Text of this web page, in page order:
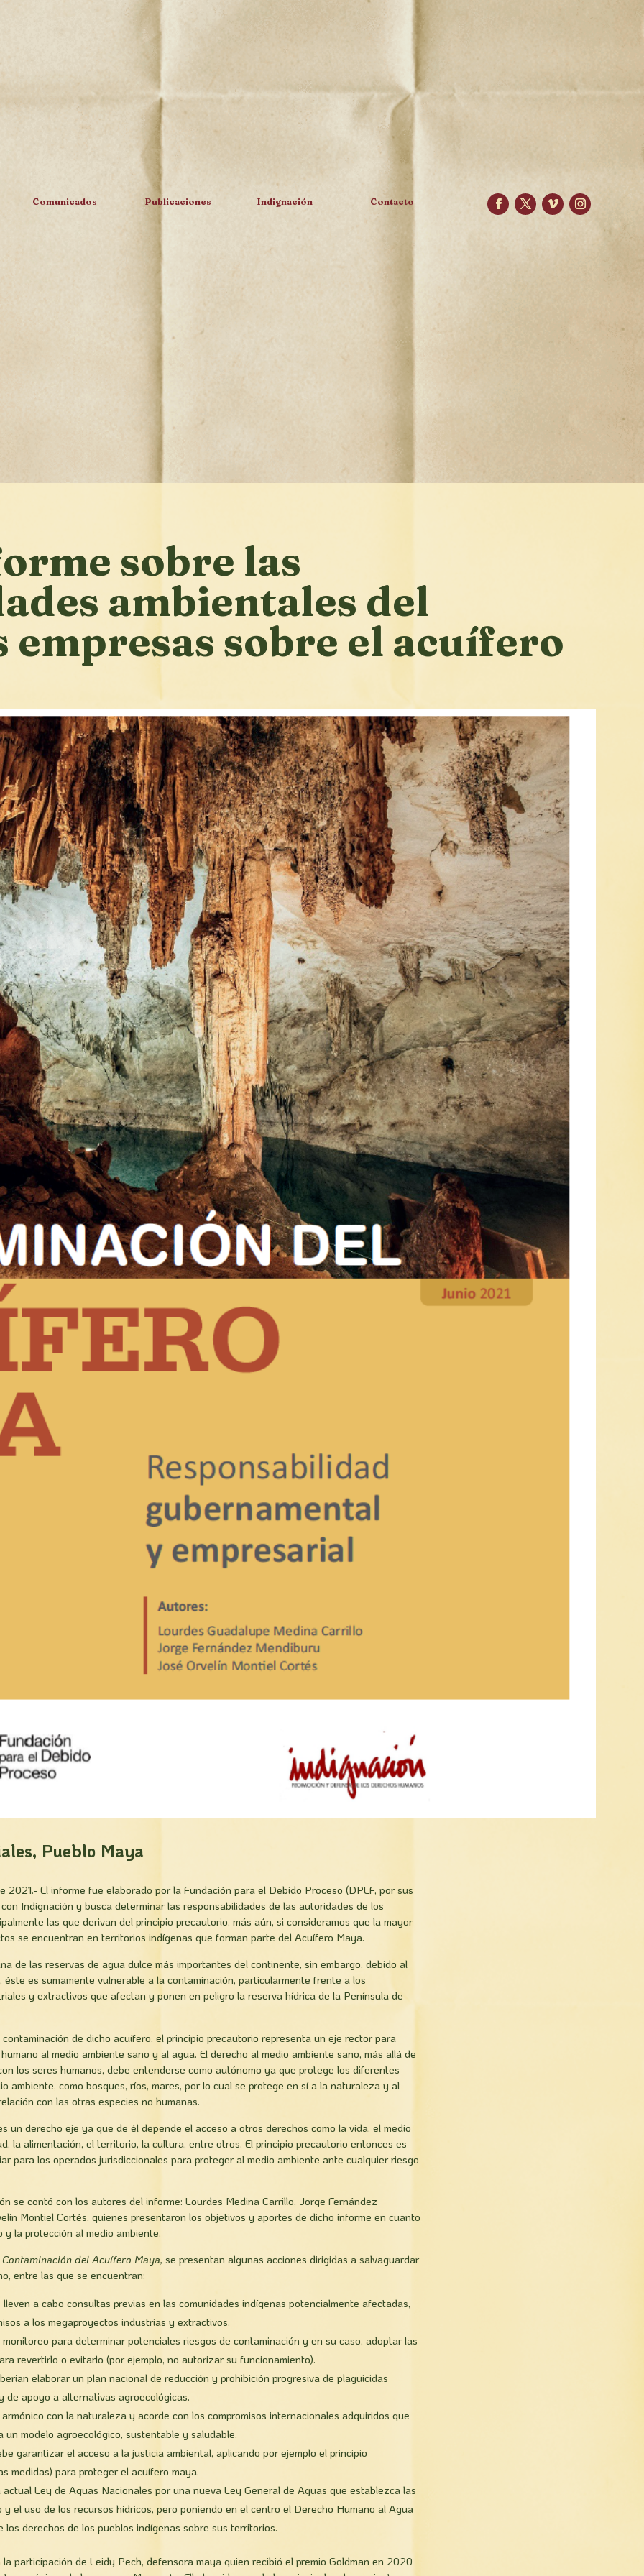
Comunicados Publicaciones Indignación Contacto
sobre las
ambientales del
empresas sobre el acuífero
, Pueblo Maya
2021.- El informe fue elaborado por la Fundación para el Debido Proceso (DPLF, por sus
Indignación y busca determinar las responsabilidades de las autoridades de los
las que derivan del principio precautorio, más aún, si consideramos que la mayor
se encuentran en territorios indígenas que forman parte del Acuífero Maya.
de las reservas de agua dulce más importantes del continente, sin embargo, debido al
éste es sumamente vulnerable a la contaminación, particularmente frente a los
y extractivos que afectan y ponen en peligro la reserva hídrica de la Península de
de dicho acuífero, el principio precautorio representa un eje rector para
al medio ambiente sano y al agua. El derecho al medio ambiente sano, más allá de
los seres humanos, debe entenderse como autónomo ya que protege los diferentes
ambiente, como bosques, ríos, mares, por lo cual se protege en sí a la naturaleza y al
con las otras especies no humanas.
un derecho eje ya que de él depende el acceso a otros derechos como la vida, el medio
la alimentación, el territorio, la cultura, entre otros. El principio precautorio entonces es
para los operados jurisdiccionales para proteger al medio ambiente ante cualquier riesgo
se contó con los autores del informe: Lourdes Medina Carrillo, Jorge Fernández
Montiel Cortés, quienes presentaron los objetivos y aportes de dicho informe en cuanto
y la protección al medio ambiente.
Contaminación del Acuífero Maya,se presentan algunas acciones dirigidas a salvaguardar
entre las que se encuentran:
a cabo consultas previas en las comunidades indígenas potencialmente afectadas,
a los megaproyectos industrias y extractivos.
para determinar potenciales riesgos de contaminación y en su caso, adoptar las
revertirlo o evitarlo (por ejemplo, no autorizar su funcionamiento).
elaborar un plan nacional de reducción y prohibición progresiva de plaguicidas
de apoyo a alternativas agroecológicas.
con la naturaleza y acorde con los compromisos internacionales adquiridos que
un modelo agroecológico, sustentable y saludable.
garantizar el acceso a la justicia ambiental, aplicando por ejemplo el principio
medidas) para proteger el acuífero maya.
Ley de Aguas Nacionales por una nueva Ley General de Aguas que establezca las
y el uso de los recursos hídricos, pero poniendo en el centro el Derecho Humano al Agua
los derechos de los pueblos indígenas sobre sus territorios.
participación de Leidy Pech, defensora maya quien recibió el premio Goldman en 2020